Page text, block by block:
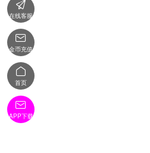

在线客服

金币充值

首页

APP下载